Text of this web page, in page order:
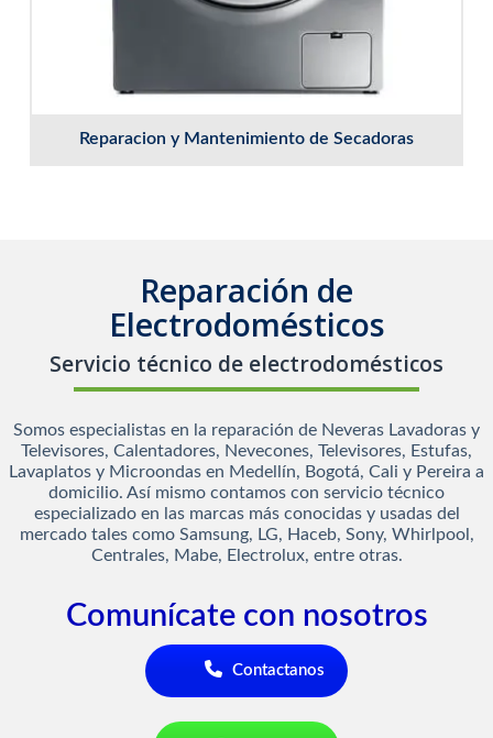
Reparacion y Mantenimiento de Secadoras
Reparación de
Electrodomésticos
Servicio técnico de electrodomésticos
Somos especialistas en la reparación de Neveras Lavadoras y
Televisores, Calentadores, Nevecones, Televisores, Estufas,
Lavaplatos y Microondas en Medellín, Bogotá, Cali y Pereira a
domicilio. Así mismo contamos con servicio técnico
especializado en las marcas más conocidas y usadas del
mercado tales como Samsung, LG, Haceb, Sony, Whirlpool,
Centrales, Mabe, Electrolux, entre otras.
Comunícate con nosotros
Contactanos